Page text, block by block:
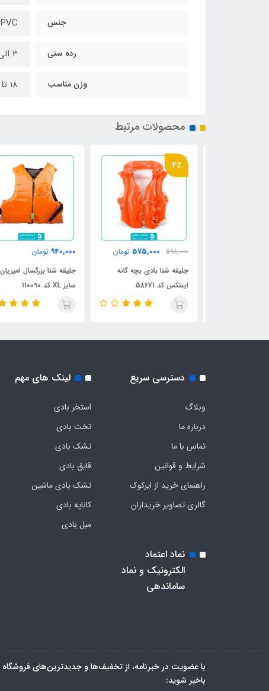
جنس PVC
رده سنی 3 الی 6 سال
وزن مناسب 18 تا 30 کیلوگرم
محصولات مرتبط
4٪
598,000
575,000 تومان
جلیقه شنا بادی بچه گانه
اینتکس کد 58671
940,000 تومان
جلیقه شنا بزرگسال امیریان
سایز XL کد 110090
دسترسی سریع
وبلاگ
درباره ما
تماس با ما
شرایط و قوانین
راهنمای خرید از ایرکوک
گالری تصاویر خریداران
لینک های مهم
استخر بادی
تخت بادی
تشک بادی
قایق بادی
تشک بادی ماشین
کاناپه بادی
مبل بادی
نماد اعتماد
الکترونیک و نماد
ساماندهی
با عضویت در خبرنامه، از تخفیف‌ها و جدیدترین‌های فروشگاه
باخبر شوید: